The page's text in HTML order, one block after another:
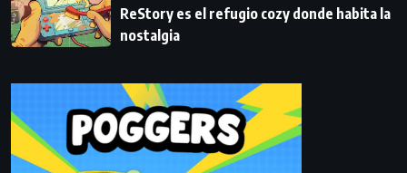
ReStory es el refugio cozy donde habita la
nostalgia